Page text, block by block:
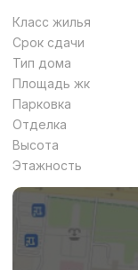
Класс жилья
Срок сдачи
Тип дома
Площадь жк
Парковка
Отделка
Высота
Этажность